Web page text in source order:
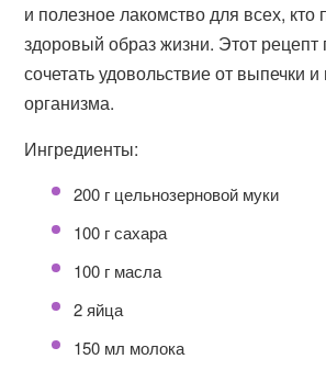
и полезное лакомство для всех, кто
здоровый образ жизни. Этот рецепт
сочетать удовольствие от выпечки и
организма.
Ингредиенты:
200 г цельнозерновой муки
100 г сахара
100 г масла
2 яйца
150 мл молока